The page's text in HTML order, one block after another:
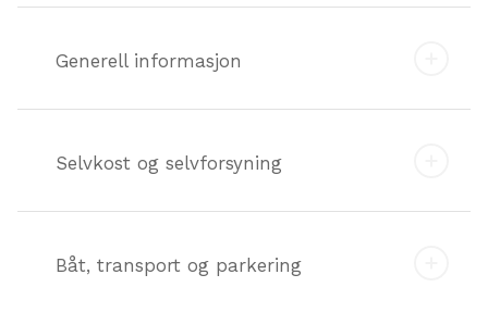
Generell informasjon
Selvkost og selvforsyning
Båt, transport og parkering